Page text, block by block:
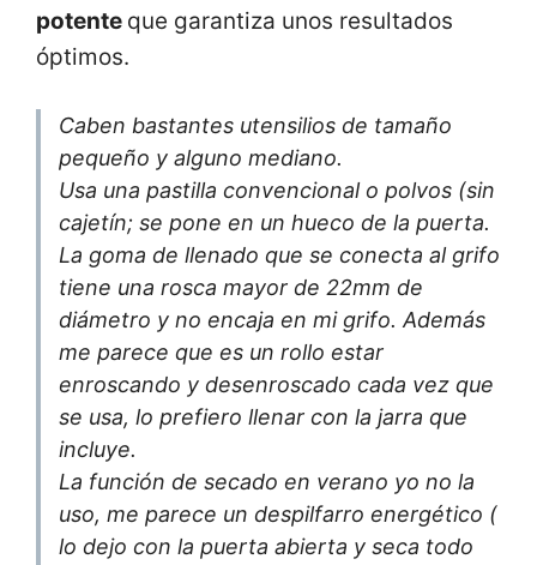
potente que garantiza unos resultados
óptimos.
Caben bastantes utensilios de tamaño
pequeño y alguno mediano.
Usa una pastilla convencional o polvos (sin
cajetín; se pone en un hueco de la puerta.
La goma de llenado que se conecta al grifo
tiene una rosca mayor de 22mm de
diámetro y no encaja en mi grifo. Además
me parece que es un rollo estar
enroscando y desenroscado cada vez que
se usa, lo prefiero llenar con la jarra que
incluye.
La función de secado en verano yo no la
uso, me parece un despilfarro energético (
lo dejo con la puerta abierta y seca todo